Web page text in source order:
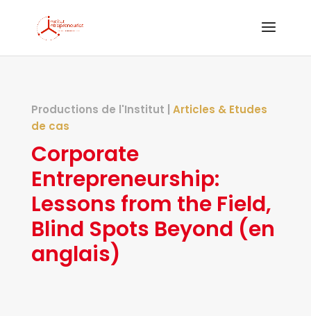
Productions de l'Institut | Articles & Etudes
de cas
Corporate
Entrepreneurship:
Lessons from the Field,
Blind Spots Beyond (en
anglais)